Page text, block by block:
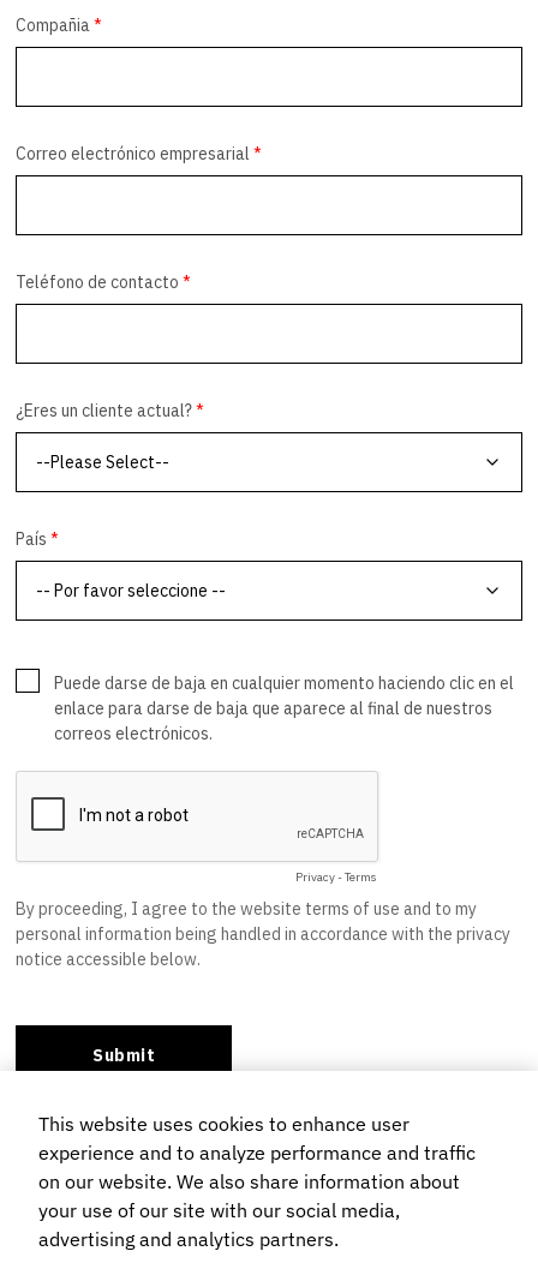
Suscríbete hoy
This website uses cookies to enhance user
experience and to analyze performance and traffic
on our website. We also share information about
your use of our site with our social media,
advertising and analytics partners.